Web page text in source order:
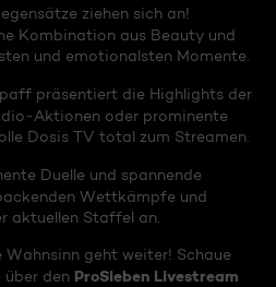
ziehen sich an!
Kombination aus Beauty und
und emotionalsten Momente.
präsentiert die Highlights der
Aktionen oder prominente
Dosis TV total zum Streamen.
Duelle und spannende
Wettkämpfe und
aktuellen Staffel an.
Wahnsinn geht weiter! Schaue
den ProSieben Livestream